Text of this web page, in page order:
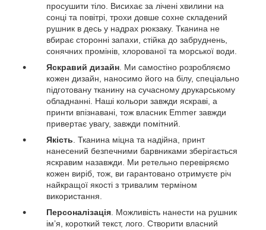
просушити тіло. Висихає за лічені хвилини на
сонці та повітрі, трохи довше сохне складений
рушник в десь у надрах рюкзаку. Тканина не
вбирає сторонні запахи, стійка до забруднень,
сонячних промінів, хлорованої та морської води.
Яскравий дизайн . Ми самостіно розробляємо
кожен дизайн, наносимо його на білу, спеціально
підготовану тканину на сучасному друкарському
обладнанні. Наші кольори завжди яскраві, а
принти впізнавані, тож власник Emmer завжди
привертає увагу, завжди помітний.
Якість . Тканина міцна та надійна, принт
нанесений безпечними барвниками зберігається
яскравим назавжди. Ми ретельно перевіряємо
кожен виріб, тож, ви гарантовано отримуєте річ
найкращої якості з тривалим терміном
використання.
Персоналізація . Можливість нанести на рушник
ім’я, короткий текст, лого. Створити власний